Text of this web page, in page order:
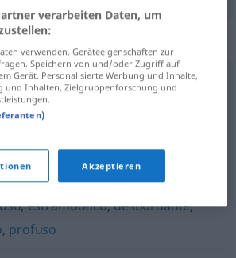
für "recargado"
,enfático,rimbombante
,altisonante
, barroco,charro,
,estrambótico,desbordante,
, profuso
verarbeiten Daten, um
verwenden. Geräteeigenschaften zur
Speichern von und/oder Zugriff auf
Gerät. Personalisierte Werbung und Inhalte,
und Inhalten, Zielgruppenforschung und
Akzeptieren